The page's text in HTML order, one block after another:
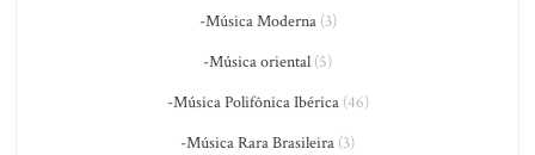
-Música Moderna(3)
-Música oriental (5)
-Música Polifônica Ibérica(46)
-Música Rara Brasileira (3)